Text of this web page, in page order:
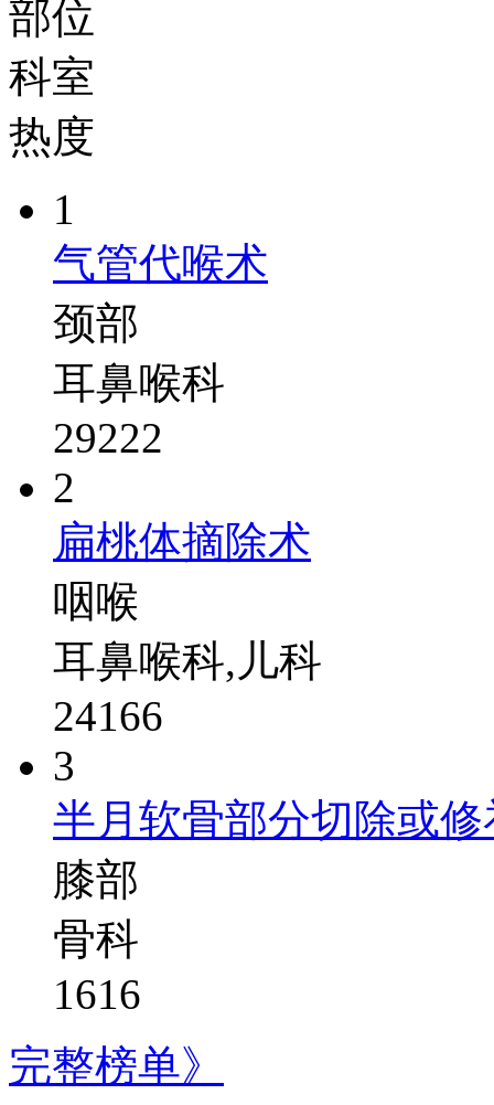
部位
科室
热度
1
气管代喉术
颈部
耳鼻喉科
29222
2
扁桃体摘除术
咽喉
耳鼻喉科,儿科
24166
3
半月软骨部分切除或修
膝部
骨科
1616
完整榜单》